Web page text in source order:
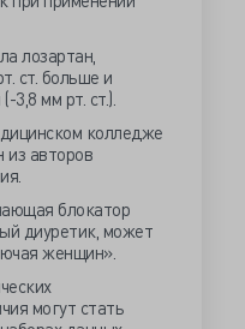
лозартан,
ст. больше и
3,8 мм рт. ст.).
колледже
из авторов
блокатор
диуретик, может
женщин».
могут стать